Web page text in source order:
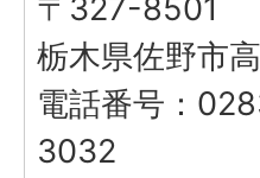
〒327-8501
栃木県佐野市
電話番号：
3032